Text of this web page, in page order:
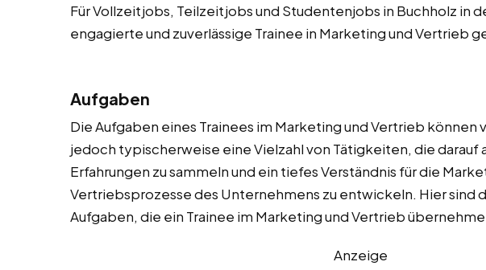
Für Vollzeitjobs, Teilzeitjobs und Studentenjobs in Buchholz in
engagierte und zuverlässige Trainee in Marketing und Vertrieb
Aufgaben
Die Aufgaben eines Trainees im Marketing und Vertrieb können
jedoch typischerweise eine Vielzahl von Tätigkeiten, die darauf
Erfahrungen zu sammeln und ein tiefes Verständnis für die
Vertriebsprozesse des Unternehmens zu entwickeln. Hier sind
Aufgaben, die ein Trainee im Marketing und Vertrieb
Anzeige